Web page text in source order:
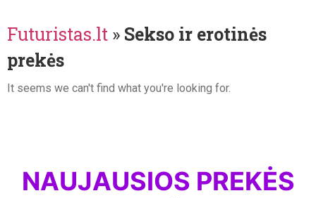
Futuristas.lt » Sekso ir erotinės
prekės
It seems we can't find what you're looking for.
NAUJAUSIOS PREKĖS